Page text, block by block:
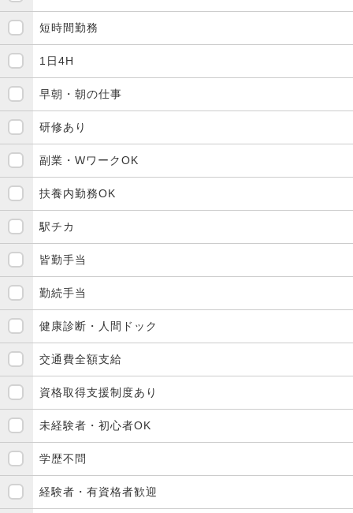
短時間勤務
1日4H
早朝・朝の仕事
研修あり
副業・WワークOK
扶養内勤務OK
駅チカ
皆勤手当
勤続手当
健康診断・人間ドック
交通費全額支給
資格取得支援制度あり
未経験者・初心者OK
学歴不問
経験者・有資格者歓迎